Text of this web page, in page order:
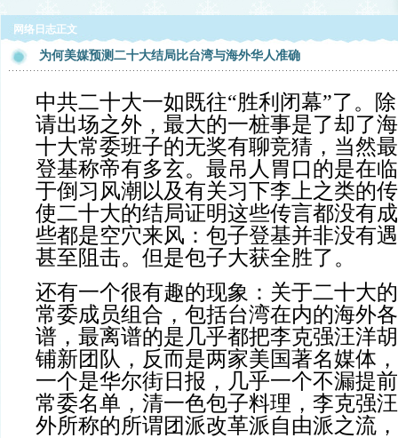
网络日志正文
为何美媒预测二十大结局比台湾与海外华人准确
中共二十大一如既往“胜利闭幕”了。
请出场之外，最大的一桩事是了却了
十大常委班子的无奖有聊竞猜，当然
登基称帝有多玄。最吊人胃口的是在
于倒习风潮以及有关习下李上之类的
使二十大的结局证明这些传言都没有
些都是空穴来风：包子登基并非没有
甚至阻击。但是包子大获全胜了。
还有一个很有趣的现象：关于二十大
常委成员组合，包括台湾在内的海外
谱，最离谱的是几乎都把李克强汪洋
铺新团队，反而是两家美国著名媒体
一个是华尔街日报，几乎一个不漏提
常委名单，清一色包子料理，李克强
外所称的所谓团派改革派自由派之流